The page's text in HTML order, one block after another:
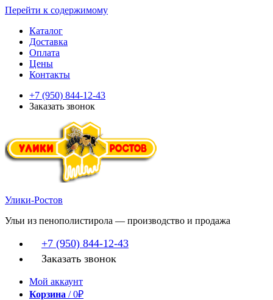
Перейти к содержимому
Каталог
Доставка
Оплата
Цены
Контакты
+7 (950) 844-12-43
Заказать звонок
Улики-Ростов
Ульи из пенополистирола — производство и продажа
+7 (950) 844-12-43
Заказать звонок
Мой аккаунт
Корзина /0₽